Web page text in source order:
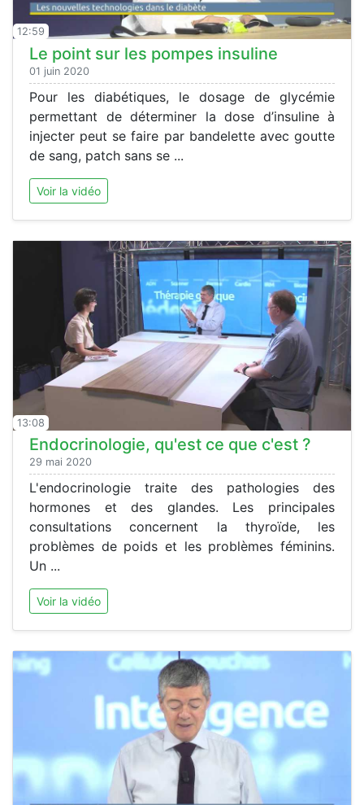
12:59
Le point sur les pompes insuline
01 juin 2020
Pour les diabétiques, le dosage de glycémie
permettant de déterminer la dose d’insuline à
injecter peut se faire par bandelette avec goutte
de sang, patch sans se ...
Voir la vidéo
13:08
Endocrinologie, qu'est ce que c'est ?
29 mai 2020
L'endocrinologie traite des pathologies des
hormones et des glandes. Les principales
consultations concernent la thyroïde, les
problèmes de poids et les problèmes féminins.
Un ...
Voir la vidéo